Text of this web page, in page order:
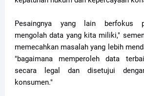
Pesaingnya yang lain berfokus
mengolah data yang kita miliki,"
memecahkan masalah yang lebih
"bagaimana memperoleh data
secara legal dan disetujui
konsumen."